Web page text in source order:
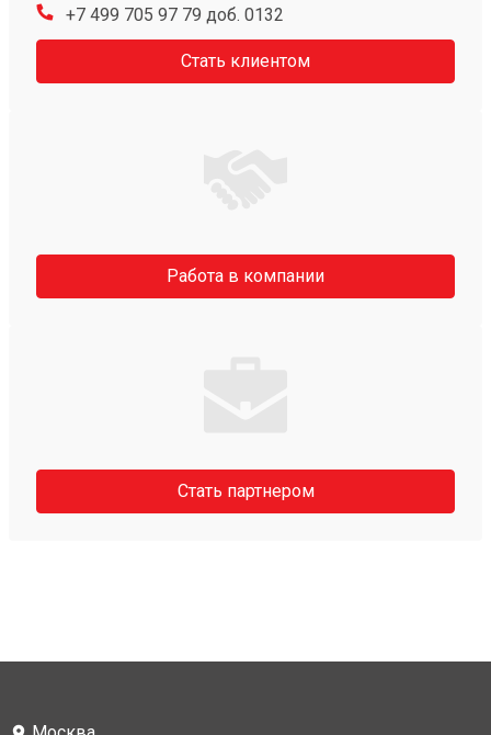
+7 499 705 97 79 доб. 0132
Стать клиентом
Работа в компании
Стать партнером